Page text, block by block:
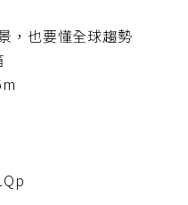
，也要懂全球趨勢